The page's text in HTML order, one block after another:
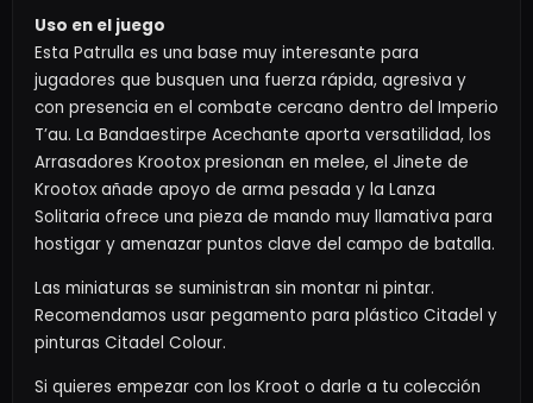
Uso en el juego
Esta Patrulla es una base muy interesante para
jugadores que busquen una fuerza rápida, agresiva y
con presencia en el combate cercano dentro del Imperio
T’au. La Bandaestirpe Acechante aporta versatilidad, los
Arrasadores Krootox presionan en melee, el Jinete de
Krootox añade apoyo de arma pesada y la Lanza
Solitaria ofrece una pieza de mando muy llamativa para
hostigar y amenazar puntos clave del campo de batalla.
Las miniaturas se suministran sin montar ni pintar.
Recomendamos usar pegamento para plástico Citadel y
pinturas Citadel Colour.
Si quieres empezar con los Kroot o darle a tu colección